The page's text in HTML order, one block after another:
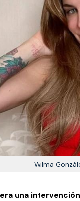
Wilma
era una